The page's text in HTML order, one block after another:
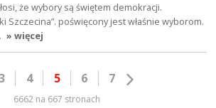
że wybory są świętem demokracji.
Szczecina”. poświęcony jest właśnie wyborom.
» więcej
4 5 6 7
6662 na 667 stronach